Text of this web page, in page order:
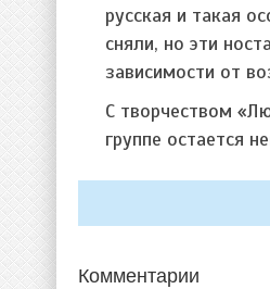
русская и такая
сняли, но эти
зависимости от
С творчеством
группе остается
Комментарии